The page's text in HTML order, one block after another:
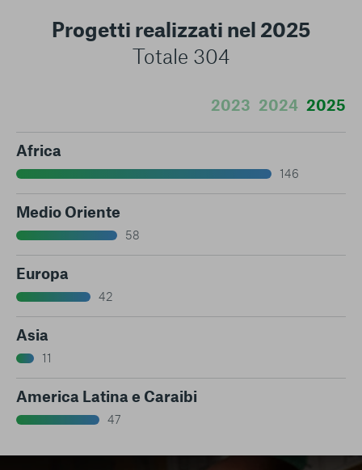
Progetti realizzati nel 2025
Totale 304
2023 2024 2025
Africa
146
Medio Oriente
58
Europa
42
Asia
11
America Latina e Caraibi
47